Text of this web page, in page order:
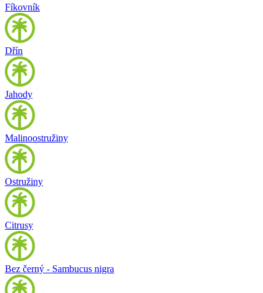
Fíkovník
Dřín
Jahody
Malinoostružiny
Ostružiny
Citrusy
Bez černý - Sambucus nigra